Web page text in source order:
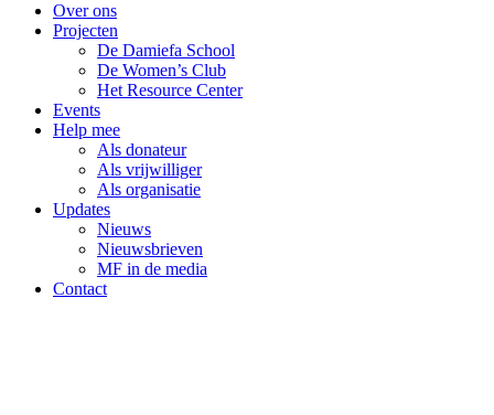
Over ons
Projecten
De Damiefa School
De Women’s Club
Het Resource Center
Events
Help mee
Als donateur
Als vrijwilliger
Als organisatie
Updates
Nieuws
Nieuwsbrieven
MF in de media
Contact